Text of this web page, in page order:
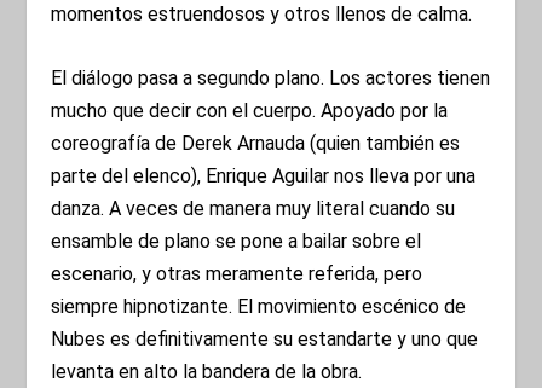
momentos estruendosos y otros llenos de calma.
El diálogo pasa a segundo plano. Los actores tienen
mucho que decir con el cuerpo. Apoyado por la
coreografía de Derek Arnauda (quien también es
parte del elenco), Enrique Aguilar nos lleva por una
danza. A veces de manera muy literal cuando su
ensamble de plano se pone a bailar sobre el
escenario, y otras meramente referida, pero
siempre hipnotizante. El movimiento escénico de
Nubes es definitivamente su estandarte y uno que
levanta en alto la bandera de la obra.